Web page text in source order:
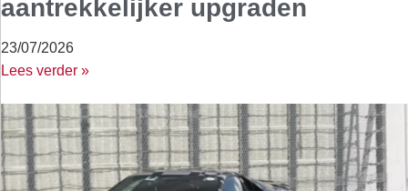
aantrekkelijker upgraden
23/07/2026
Lees verder »